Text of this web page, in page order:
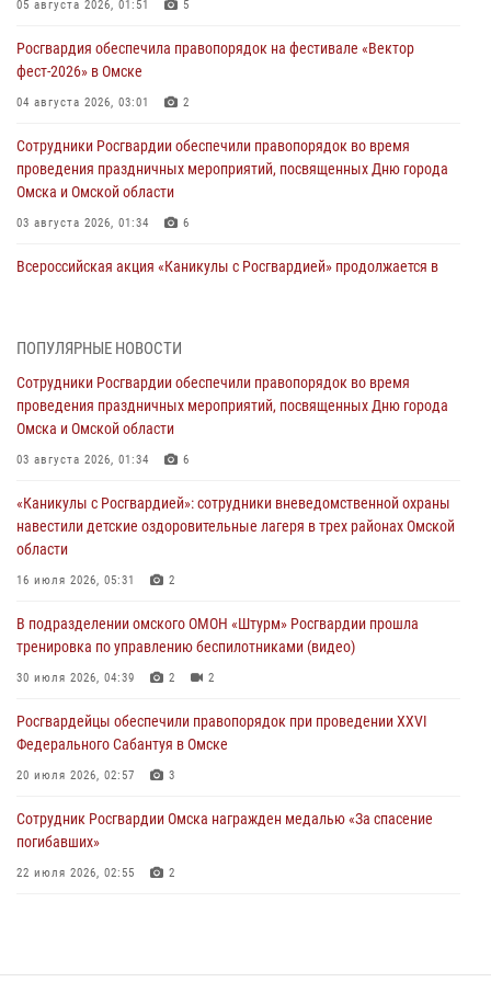
05 августа 2026, 01:51 5
Росгвардия обеспечила правопорядок на фестивале «Вектор
фест-2026» в Омске
04 августа 2026, 03:01 2
Сотрудники Росгвардии обеспечили правопорядок во время
проведения праздничных мероприятий, посвященных Дню города
Омска и Омской области
03 августа 2026, 01:34 6
Всероссийская акция «Каникулы с Росгвардией» продолжается в
тренировка по управлению беспилотниками (видео)
30 июля 2026, 04:39 2
Росгвардия обеспечила безопасность уникального передвижного
29 июля 2026, 01:49
Росгвардейцы приняли участие в крестном ходе в День крещения
Руси в Омске
При содействии спецназа Росгвардии пресечены нарушения
миграционного законодательства в Омске (видео)
ПОПУЛЯРНЫЕ НОВОСТИ
Сотрудники Росгвардии обеспечили правопорядок во время
проведения праздничных мероприятий, посвященных Дню города
Омска и Омской области
03 августа 2026, 01:34 6
«Каникулы с Росгвардией»: сотрудники вневедомственной охраны
навестили детские оздоровительные лагеря в трех районах Омской
области
16 июля 2026, 05:31 2
В подразделении омского ОМОН «Штурм» Росгвардии прошла
тренировка по управлению беспилотниками (видео)
30 июля 2026, 04:39 2 2
Росгвардейцы обеcпечили правопорядок при проведении XXVI
Федерального Сабантуя в Омске
20 июля 2026, 02:57 3
Сотрудник Росгвардии Омска награжден медалью «За спасение
погибавших»
22 июля 2026, 02:55 2